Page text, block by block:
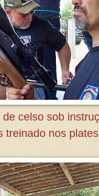
celso sob
treinado nos